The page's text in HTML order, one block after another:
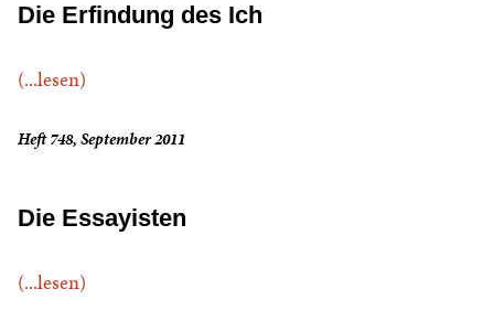
Die Erfindung des Ich
(...lesen)
Heft 748, September 2011
Die Essayisten
(...lesen)